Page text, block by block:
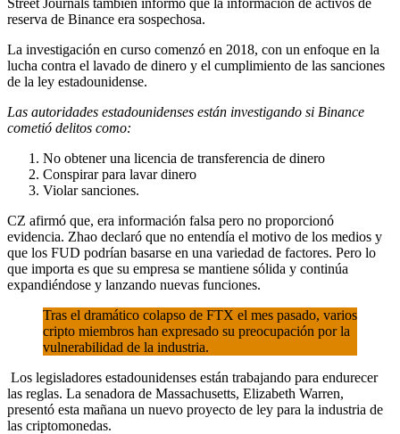
reserva de Binance era sospechosa.
La investigación en curso comenzó en 2018, con un enfoque en la
lucha contra el lavado de dinero y el cumplimiento de las sanciones
de la ley estadounidense.
Las autoridades estadounidenses están investigando si Binance
cometió delitos como:
No obtener una licencia de transferencia de dinero
Conspirar para lavar dinero
Violar sanciones.
CZ afirmó que, era información falsa pero no proporcionó
evidencia. Zhao declaró que no entendía el motivo de los medios y
que los FUD podrían basarse en una variedad de factores. Pero lo
que importa es que su empresa se mantiene sólida y continúa
expandiéndose y lanzando nuevas funciones.
Tras el dramático colapso de FTX el mes pasado, varios
cripto miembros han expresado su preocupación por la
vulnerabilidad de la industria.
Los legisladores estadounidenses están trabajando para endurecer
las reglas. La senadora de Massachusetts, Elizabeth Warren,
presentó esta mañana un nuevo proyecto de ley para la industria de
las criptomonedas.